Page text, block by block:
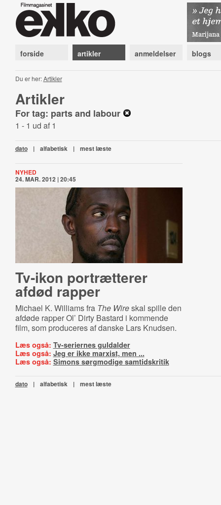
forside artikler anmeldelser blogs
Du er her:Artikler
Artikler
For tag: parts and labour
1 - 1 ud af 1
dato | alfabetisk | mest læste
NYHED
24. MAR. 2012 | 20:45
Tv-ikon portrætterer
afdød rapper
Michael K. Williams fra The Wireskal spille den
afdøde rapper Ol’ Dirty Bastard i kommende
film, som produceres af danske Lars Knudsen.
Læs også: Tv-seriernes guldalder
Læs også: Jeg er ikke marxist, men ...
Læs også: Simons sørgmodige samtidskritik
dato | alfabetisk | mest læste